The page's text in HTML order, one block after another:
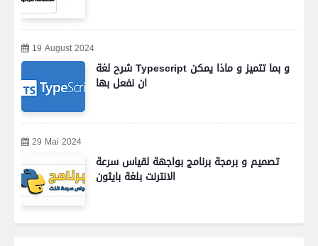
19 August 2024
شرح لغة Typescript و بما تتميز و ماذا يمكن
ان نفعل بها
29 Mai 2024
تصميم و برمجة برنامج بواجهة لقياس سرعة
الانترنت بلغة بايثون